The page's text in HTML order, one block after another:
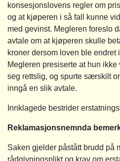
konsesjonslovens regler om
og at kjøperen i så fall kunne
med gevinst. Megleren foreslo
avtale om at kjøperen skulle
kroner dersom loven ble endret
Megleren presiserte at hun
seg rettslig, og spurte særskilt
inngå en slik avtale.
Innklagede bestrider
Reklamasjonsnemnda
Saken gjelder påstått brudd på
rådgivningsplikt og krav om